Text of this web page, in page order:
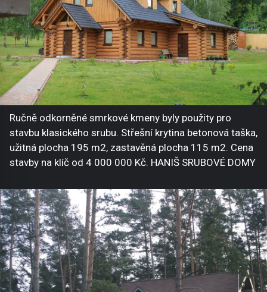
Ručně odkorněné smrkové kmeny byly použity pro
stavbu klasického srubu. Střešní krytina betonová taška,
užitná plocha 195 m2, zastavěná plocha 115 m2. Cena
stavby na klíč od 4 000 000 Kč. HANIŠ SRUBOVÉ DOMY